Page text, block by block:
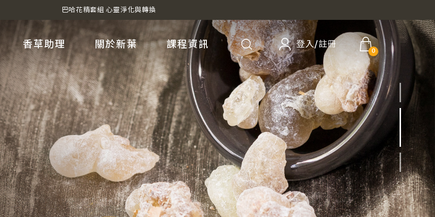
巴哈花精套組 心靈淨化與轉換
香草助理 關於新葉 課程資訊 登入/註冊
0